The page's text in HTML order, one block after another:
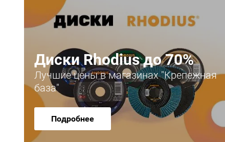
Диски Rhodius до 70%
Лучшие цены в магазинах "Крепежная
база"
Подробнее